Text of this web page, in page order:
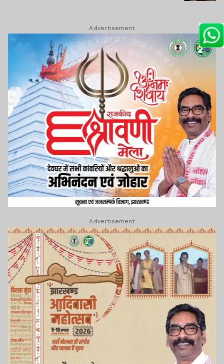
Advertisement
Advertisement